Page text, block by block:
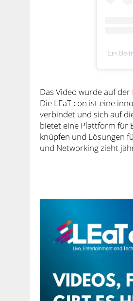
Ein
Das Video wurde auf der
Die LEaT con ist eine
verbindet und sich auf
bietet eine Plattform für
knüpfen und Lösungen
und Networking zieht